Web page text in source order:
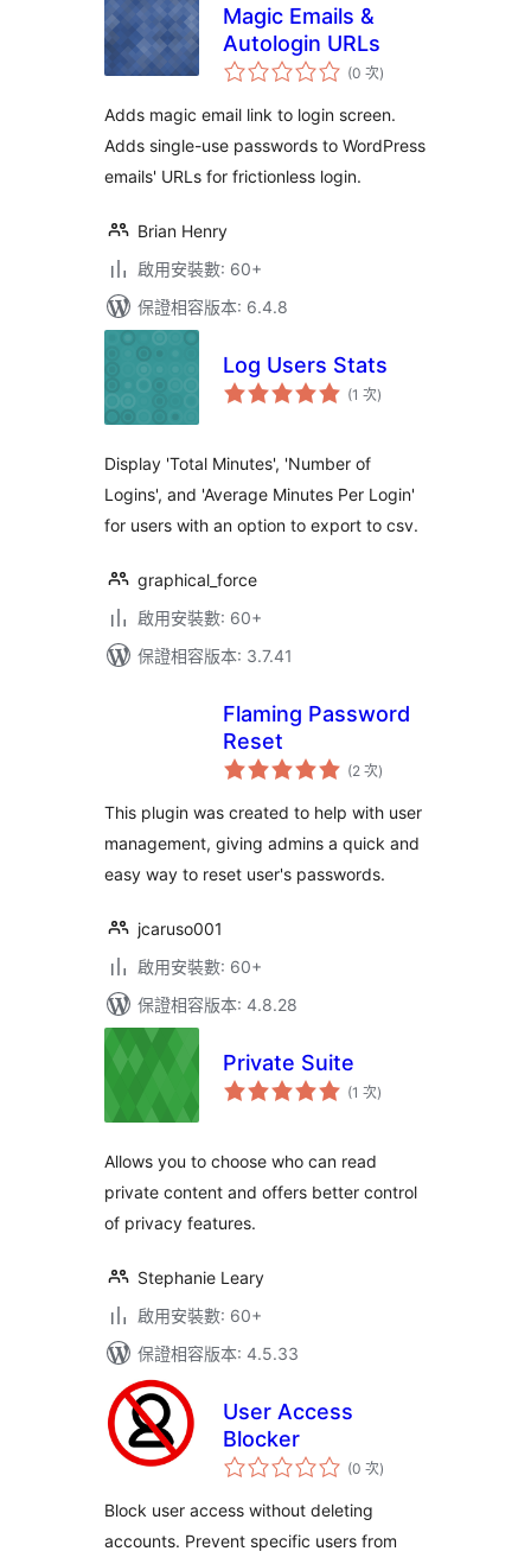
Magic Emails &
Autologin URLs
(0 次評
分
數
)
Adds magic email link to login screen.
Adds single-use passwords to WordPress
emails' URLs for frictionless login.
Brian Henry
啟用安裝數: 60+
保證相容版本: 6.4.8
Log Users Stats
(1 次評
分)
Display 'Total Minutes', 'Number of
Logins', and 'Average Minutes Per Login'
for users with an option to export to csv.
graphical_force
啟用安裝數: 60+
保證相容版本: 3.7.41
Flaming Password
Reset
(2 次評
分
數
)
This plugin was created to help with user
management, giving admins a quick and
easy way to reset user's passwords.
jcaruso001
啟用安裝數: 60+
保證相容版本: 4.8.28
Private Suite
(1 次評
分)
Allows you to choose who can read
private content and offers better control
of privacy features.
Stephanie Leary
啟用安裝數: 60+
保證相容版本: 4.5.33
User Access
Blocker
(0 次評
分)
Block user access without deleting
accounts. Prevent specific users from